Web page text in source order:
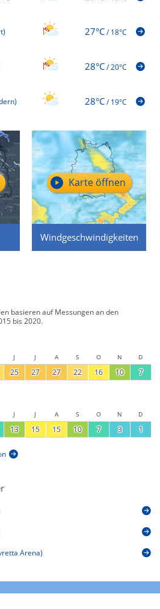
27°C/18°C
28°C/20°C
28°C/19°C
Windgeschwindigkeiten
Karte öffnen
basieren auf Messungen an den
bis 2020.
J J A S O N D
25 27 27 22 16 10 7
J J A S O N D
13 15 15 10 7 3 1
Arena)